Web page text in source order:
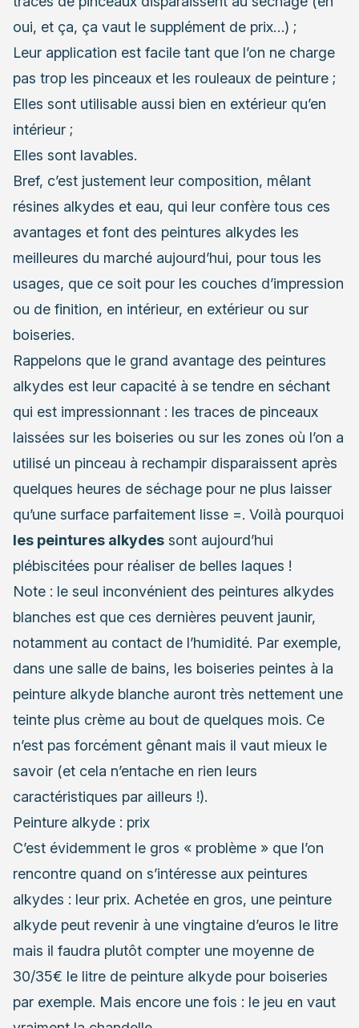
oui, et ça, ça vaut le supplément de prix…) ;
Leur application est facile tant que l’on ne charge
pas trop les pinceaux et les rouleaux de peinture ;
Elles sont utilisable aussi bien en extérieur qu’en
intérieur ;
Elles sont lavables.
Bref, c’est justement leur composition, mêlant
résines alkydes et eau, qui leur confère tous ces
avantages et font des peintures alkydes les
meilleures du marché aujourd’hui, pour tous les
usages, que ce soit pour les couches d’impression
ou de finition, en intérieur, en extérieur ou sur
boiseries.
Rappelons que le grand avantage des peintures
alkydes est leur capacité à se tendre en séchant
qui est impressionnant : les traces de pinceaux
laissées sur les boiseries ou sur les zones où l’on a
utilisé un pinceau à rechampir disparaissent après
quelques heures de séchage pour ne plus laisser
qu’une surface parfaitement lisse =. Voilà pourquoi
les peintures alkydes sont aujourd’hui
plébiscitées pour réaliser de belles laques !
Note : le seul inconvénient des peintures alkydes
blanches est que ces dernières peuvent jaunir,
notamment au contact de l’humidité. Par exemple,
dans une salle de bains, les boiseries peintes à la
peinture alkyde blanche auront très nettement une
teinte plus crème au bout de quelques mois. Ce
n’est pas forcément gênant mais il vaut mieux le
savoir (et cela n’entache en rien leurs
caractéristiques par ailleurs !).
Peinture alkyde : prix
C’est évidemment le gros « problème » que l’on
rencontre quand on s’intéresse aux peintures
alkydes : leur prix. Achetée en gros, une peinture
alkyde peut revenir à une vingtaine d’euros le litre
mais il faudra plutôt compter une moyenne de
30/35€ le litre de peinture alkyde pour boiseries
par exemple. Mais encore une fois : le jeu en vaut